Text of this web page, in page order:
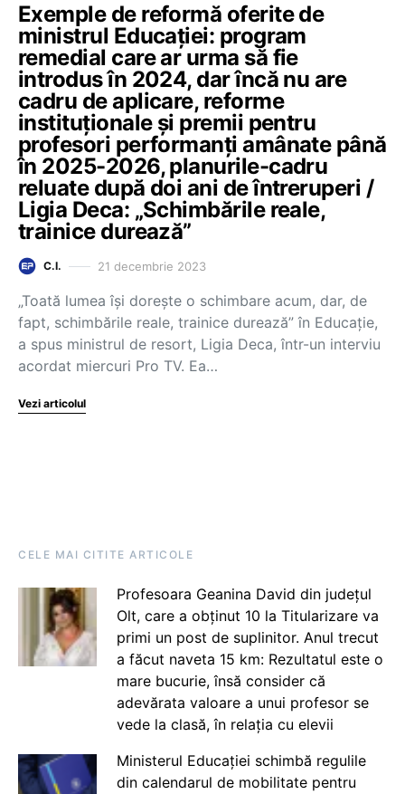
Exemple de reformă oferite de
ministrul Educației: program
remedial care ar urma să fie
introdus în 2024, dar încă nu are
cadru de aplicare, reforme
instituționale și premii pentru
profesori performanți amânate până
în 2025-2026, planurile-cadru
reluate după doi ani de întreruperi /
Ligia Deca: „Schimbările reale,
trainice durează”
C.I. 21 decembrie 2023
„Toată lumea își dorește o schimbare acum, dar, de
fapt, schimbările reale, trainice durează” în Educație,
a spus ministrul de resort, Ligia Deca, într-un interviu
acordat miercuri Pro TV. Ea…
Vezi articolul
CELE MAI CITITE ARTICOLE
Profesoara Geanina David din județul
Olt, care a obținut 10 la Titularizare va
primi un post de suplinitor. Anul trecut
a făcut naveta 15 km: Rezultatul este o
mare bucurie, însă consider că
adevărata valoare a unui profesor se
vede la clasă, în relația cu elevii
Ministerul Educației schimbă regulile
din calendarul de mobilitate pentru